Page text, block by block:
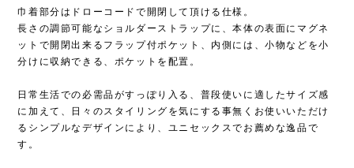
巾着部分はドローコードで開閉して頂ける仕様。
長さの調節可能なショルダーストラップに、本体の表面にマグネ
ットで開閉出来るフラップ付ポケット、内側には、小物などを小
分けに収納できる、ポケットを配置。
日常生活での必需品がすっぽり入る、普段使いに適したサイズ感
に加えて、日々のスタイリングを気にする事無くお使いいただけ
るシンプルなデザインにより、ユニセックスでお薦めな逸品で
す。